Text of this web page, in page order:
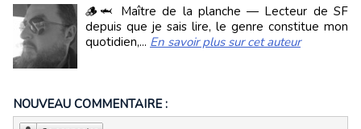
🪵🦈 Maître de la planche — Lecteur de SF
depuis que je sais lire, le genre constitue mon
quotidien,... En savoir plus sur cet auteur
NOUVEAU COMMENTAIRE :